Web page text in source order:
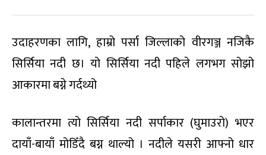
उदाहरणका लागि, हाम्रो पर्सा जिल्लाको वीरगञ्ज नजिकै
सिर्सिया नदी छ। यो सिर्सिया नदी पहिले लगभग सोझो
आकारमा बग्ने गर्दथ्यो
कालान्तरमा त्यो सिर्सिया नदी सर्पाकार (घुमाउरो) भएर
दायाँ-बायाँ मोडिँदै बग्न थाल्यो । नदीले यसरी आफ्नो धार